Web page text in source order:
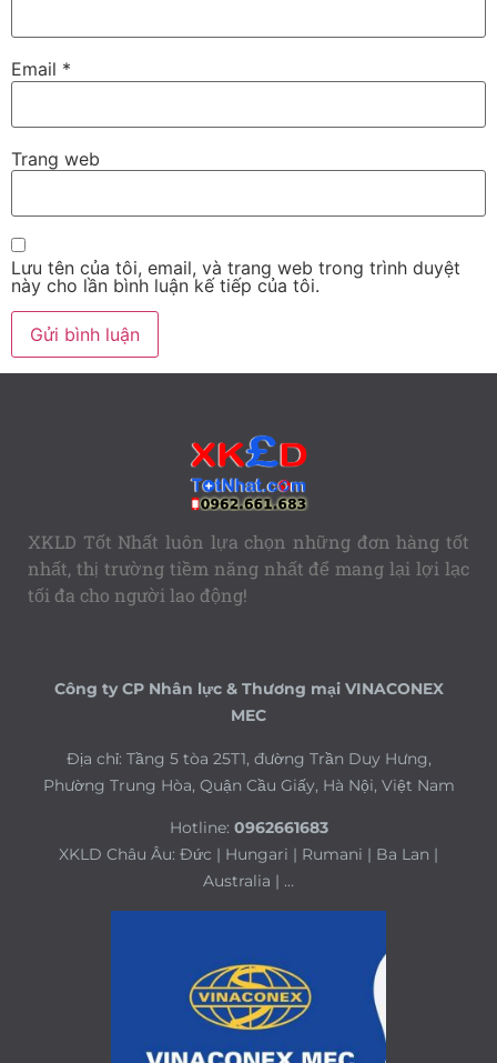
Email *
Trang web
Lưu tên của tôi, email, và trang web trong trình duyệt
này cho lần bình luận kế tiếp của tôi.
XKLD Tốt Nhất luôn lựa chọn những đơn hàng tốt
nhất, thị trường tiềm năng nhất để mang lại lợi lạc
tối đa cho người lao động!
Công ty CP Nhân lực & Thương mại VINACONEX
MEC
Địa chỉ: Tầng 5 tòa 25T1, đường Trần Duy Hưng,
Phường Trung Hòa, Quận Cầu Giấy, Hà Nội, Việt Nam
Hotline: 0962661683
XKLD Châu Âu: Đức | Hungari | Rumani | Ba Lan |
Australia | …